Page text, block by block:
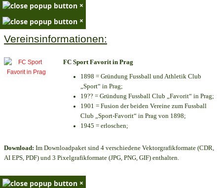
×
×
Vereinsinformationen:
FC Sport Favorit in Prag
1898 = Gründung Fussball und Athletik Club
„Sport“ in Prag;
19?? = Gründung Fussball Club „Favorit“ in Prag;
1901 = Fusion der beiden Vereine zum Fussball
Club „Sport-Favorit“ in Prag von 1898;
1945 = erloschen;
Download: Im Downloadpaket sind 4 verschiedene Vektorgrafikformate (CDR,
AI EPS, PDF) und 3 Pixelgrafikformate (JPG, PNG, GIF) enthalten.
×